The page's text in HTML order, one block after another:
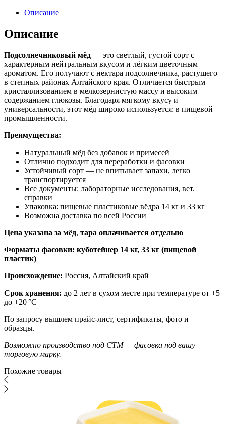
Описание
Описание
Подсолнечниковый мёд — это светлый, густой сорт с
характерным нейтральным вкусом и лёгким цветочным
ароматом. Его получают с нектара подсолнечника, растущего
в степных районах Алтайского края. Отличается быстрым
кристаллизованием в мелкозернистую массу и высоким
содержанием глюкозы. Благодаря мягкому вкусу и
универсальности, этот мёд широко используется: в пищевой
промышленности.
Преимущества:
Натуральный мёд без добавок и примесей
Отлично подходит для переработки и фасовки
Устойчивый сорт — не впитывает запахи, легко
транспортируется
Все документы: лабораторные исследования, вет.
справки
Упаковка: пищевые пластиковые вёдра 14 кг и 33 кг
Возможна доставка по всей России
Цена указана за мёд, тара оплачивается отдельно
Форматы фасовки: куботейнер 14 кг, 33 кг (пищевой
пластик)
Происхождение: Россия, Алтайский край
Срок хранения: до 2 лет в сухом месте при температуре от +5
до +20 °C
По запросу вышлем прайс-лист, сертификаты, фото и
образцы.
Возможно производство под СТМ — фасовка под вашу
торговую марку.
Похожие товары